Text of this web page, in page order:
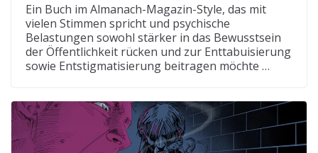
Ein Buch im Almanach-Magazin-Style, das mit
vielen Stimmen spricht und psychische
Belastungen sowohl stärker in das Bewusstsein
der Öffentlichkeit rücken und zur Enttabuisierung
sowie Entstigmatisierung beitragen möchte …